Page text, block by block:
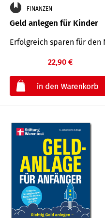
FINANZEN
Geld anlegen für Kinder
Erfolgreich sparen für den
22,90 €